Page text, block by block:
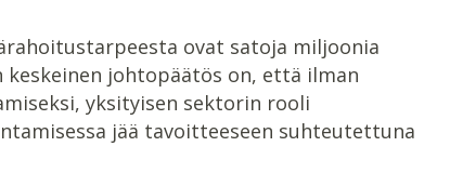
ovat satoja miljoonia
keskeinen johtopäätös on, että ilman
yksityisen sektorin rooli
jää tavoitteeseen suhteutettuna